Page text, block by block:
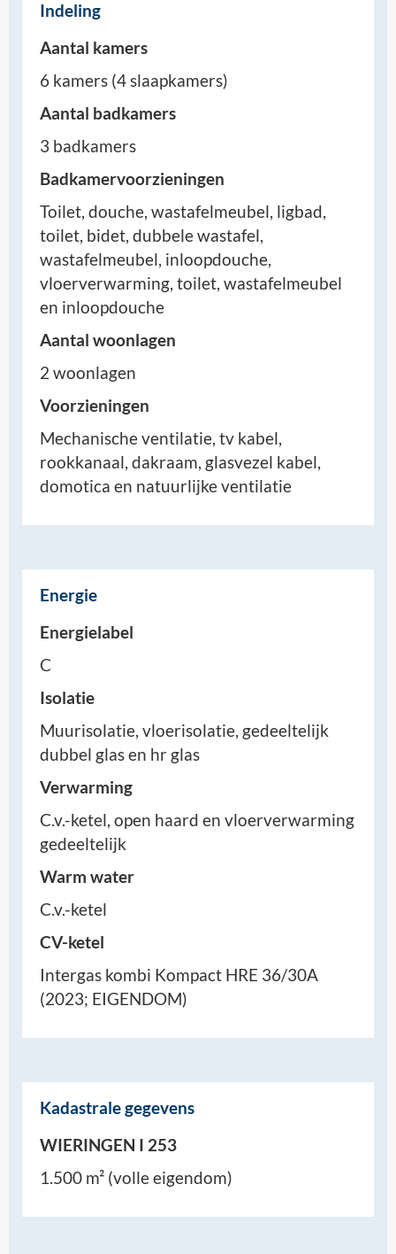
Indeling
Aantal kamers
6 kamers (4 slaapkamers)
Aantal badkamers
3 badkamers
Badkamervoorzieningen
Toilet, douche, wastafelmeubel, ligbad,
toilet, bidet, dubbele wastafel,
wastafelmeubel, inloopdouche,
vloerverwarming, toilet, wastafelmeubel
en inloopdouche
Aantal woonlagen
2 woonlagen
Voorzieningen
Mechanische ventilatie, tv kabel,
rookkanaal, dakraam, glasvezel kabel,
domotica en natuurlijke ventilatie
Energie
Energielabel
C
Isolatie
Muurisolatie, vloerisolatie, gedeeltelijk
dubbel glas en hr glas
Verwarming
C.v.-ketel, open haard en vloerverwarming
gedeeltelijk
Warm water
C.v.-ketel
CV-ketel
Intergas kombi Kompact HRE 36/30A
(2023; EIGENDOM)
Kadastrale gegevens
WIERINGEN I 253
1.500 m² (volle eigendom)